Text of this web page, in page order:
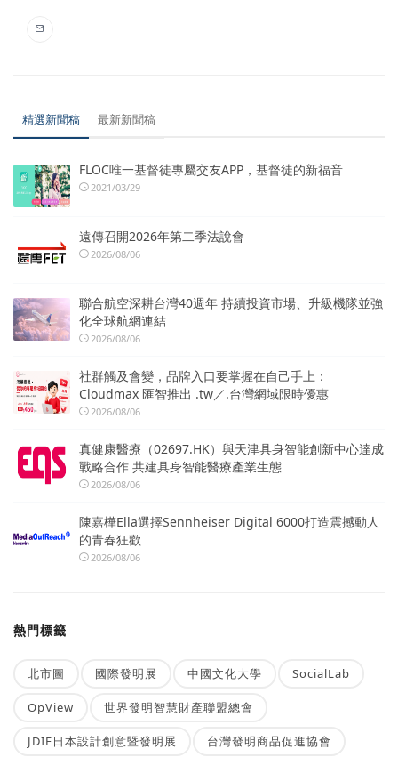
精選新聞稿 最新新聞稿
FLOC唯一基督徒專屬交友APP，基督徒的新福音
2021/03/29
遠傳召開2026年第二季法說會
2026/08/06
聯合航空深耕台灣40週年 持續投資市場、升級機隊並強
化全球航網連結
2026/08/06
社群觸及會變，品牌入口要掌握在自己手上：
Cloudmax 匯智推出 .tw／.台灣網域限時優惠
2026/08/06
真健康醫療（02697.HK）與天津具身智能創新中心達成
戰略合作 共建具身智能醫療產業生態
2026/08/06
陳嘉樺Ella選擇Sennheiser Digital 6000打造震撼動人
的青春狂歡
2026/08/06
熱門標籤
北市圖 國際發明展 中國文化大學 SocialLab
OpView 世界發明智慧財產聯盟總會
JDIE日本設計創意暨發明展 台灣發明商品促進協會